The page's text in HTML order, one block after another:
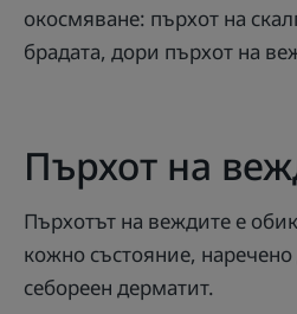
окосмяване: пърхот на
брадата, дори пърхот на
Пърхот на
Пърхотът на веждите е
кожно състояние,
себореен дерматит.